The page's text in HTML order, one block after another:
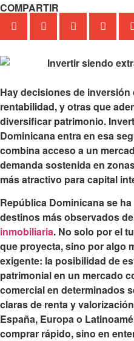
COMPARTIR
Hay decisiones de
rentabilidad, y otras que
diversificar patrimonio.
Dominicanaentra en esa
combina acceso a un
demanda sostenida en
más atractivo para capital
República Dominicana se
destinos más observados
inmobiliaria. No solo por el
que proyecta, sino por algo
exigente: la posibilidad de
patrimonial en un mercado
comercial en determinados
claras de renta y
España, Europa o
comprar rápido, sino en